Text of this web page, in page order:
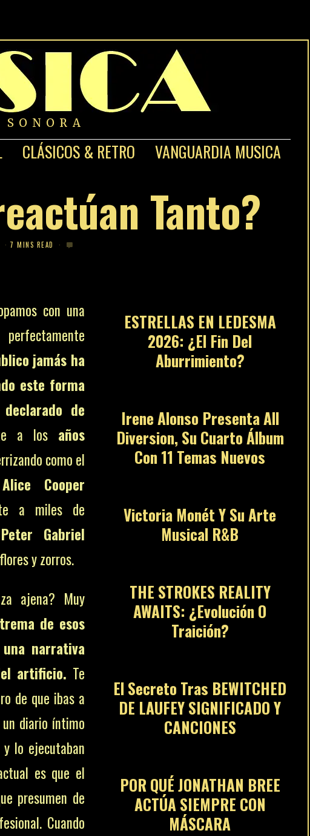
CLÁSICOS & RETRO VANGUARDIA MUSICA
Tanto?
7 MINS READ
con una
jamás ha
este forma
de
a los años
como el
Alice Cooper
a miles de
Peter Gabriel
y zorros.
ajena? Muy
de esos
narrativa
artificio. Te
de que ibas a
diario íntimo
lo ejecutaban
es que el
presumen de
Cuando
ESTRELLAS EN LEDESMA
2026: ¿El Fin Del
Aburrimiento?02
Irene Alonso Presenta All
Diversion, Su Cuarto Álbum
Con 11 Temas Nuevos
03
Victoria Monét Y Su Arte
Musical R&B
THE STROKES REALITY
AWAITS: ¿Evolución O
Traición?
El Secreto Tras BEWITCHED
DE LAUFEY SIGNIFICADO Y
CANCIONES
POR QUÉ JONATHAN BREE
ACTÚA SIEMPRE CON
MÁSCARA